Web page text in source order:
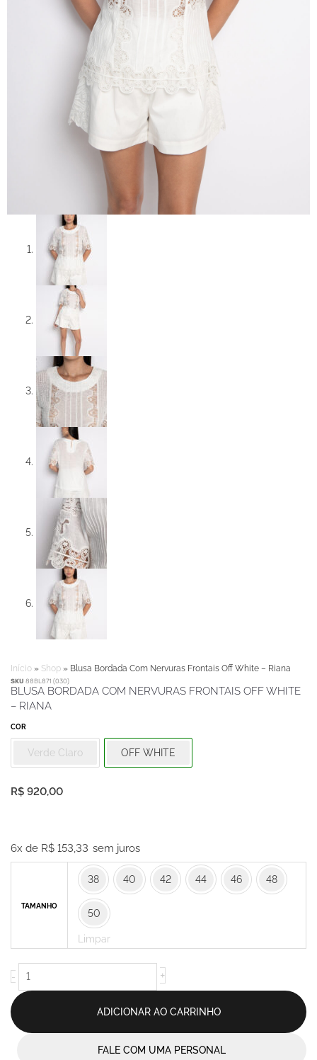
Início » Shop » Blusa Bordada Com Nervuras Frontais Off White – Riana
SKU 88BL871 (030)
BLUSA BORDADA COM NERVURAS FRONTAIS OFF WHITE
– RIANA
COR
Verde Claro OFF WHITE
R$ 920,00
6x de R$ 153,33 sem juros
TAMANHO
38 40 42 44 46 48
50
Limpar
-
Bordada
Com
-
Riana
quantidade
+
ADICIONAR AO CARRINHO
FALE COM UMA PERSONAL